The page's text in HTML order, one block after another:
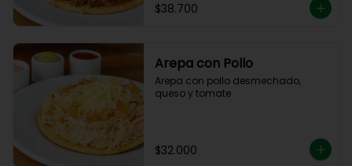
$38.700
Arepa con Pollo
Arepa con pollo desmechado,
queso y tomate
$32.000